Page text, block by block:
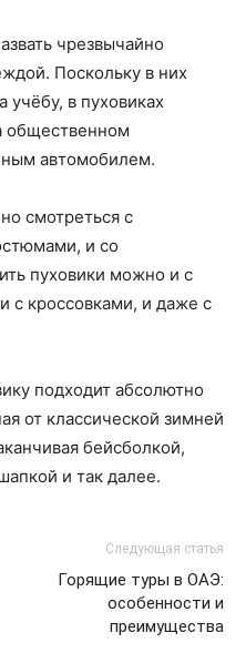
чрезвычайно
Поскольку в них
учёбу, в пуховиках
общественном
автомобилем.
смотреться с
и со
пуховики можно и с
с кроссовками, и даже с
подходит абсолютно
от классической зимней
бейсболкой,
и так далее.
Следующая статья
Горящие туры в ОАЭ:
особенности и
преимущества